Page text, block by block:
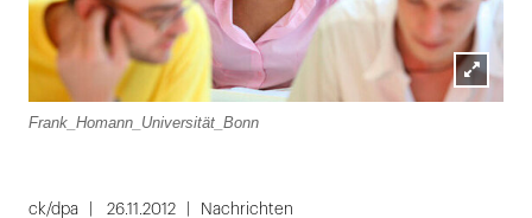
Lightbox
Frank_Homann_Universität_Bonn
ck/dpa 26.11.2012 Nachrichten